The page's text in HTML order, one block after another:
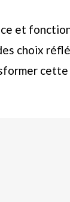
et
choix